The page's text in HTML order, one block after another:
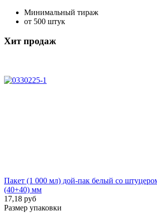
Минимальный тираж
от 500 штук
Хит продаж
Пакет (1 000 мл) дой-пак белый со
(40+40) мм
17,18 руб
Размер упаковки